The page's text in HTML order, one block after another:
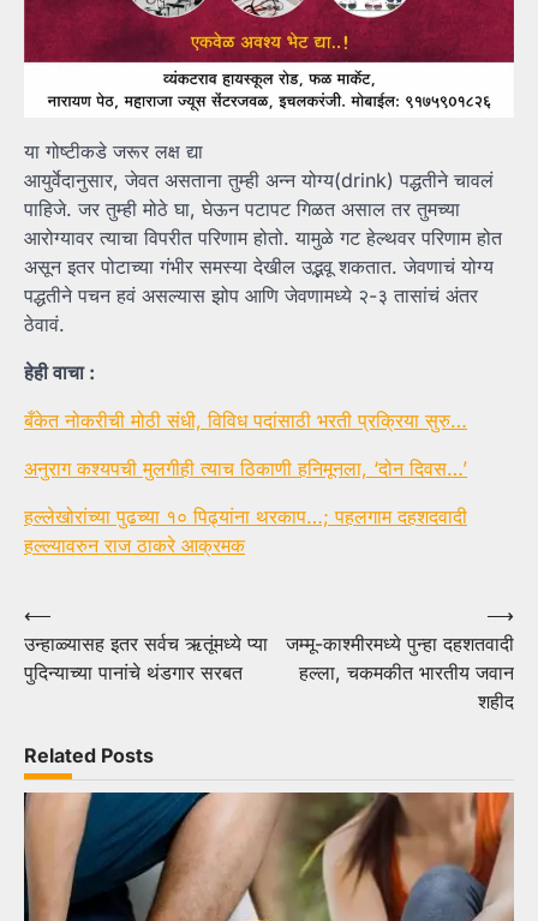
या गोष्टीकडे जरूर लक्ष द्या
आयुर्वेदानुसार, जेवत असताना तुम्ही अन्न योग्य(drink) पद्धतीने चावलं
पाहिजे. जर तुम्ही मोठे घा, घेऊन पटापट गिळत असाल तर तुमच्या
आरोग्यावर त्याचा विपरीत परिणाम होतो. यामुळे गट हेल्थवर परिणाम होत
असून इतर पोटाच्या गंभीर समस्या देखील उद्भवू शकतात. जेवणाचं योग्य
पद्धतीने पचन हवं असल्यास झोप आणि जेवणामध्ये २-३ तासांचं अंतर
ठेवावं.
हेही वाचा :
बँकेत नोकरीची मोठी संधी, विविध पदांसाठी भरती प्रक्रिया सुरु…
अनुराग कश्यपची मुलगीही त्याच ठिकाणी हनिमूनला, ‘दोन दिवस…’
हल्लेखोरांच्या पुढच्या १० पिढ्यांना थरकाप…; पहलगाम दहशदवादी
हल्ल्यावरुन राज ठाकरे आक्रमक
Post
navigation
⟵
उन्हाळ्यासह इतर सर्वच ऋतूंमध्ये प्या
पुदिन्याच्या पानांचे थंडगार सरबत
जम्मू-काश्मीरमध्ये पुन्हा दहशतवादी
हल्ला, चकमकीत भारतीय जवान
शहीद
⟶
Related Posts